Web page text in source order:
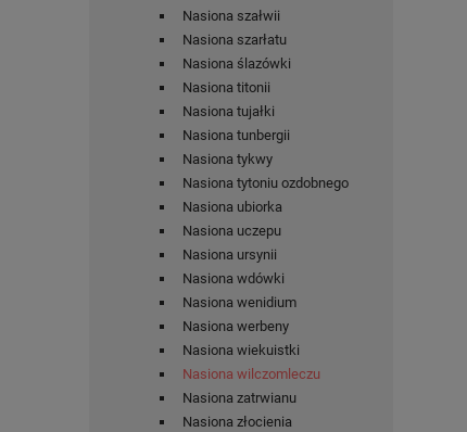
Nasiona szałwii
Nasiona szarłatu
Nasiona ślazówki
Nasiona titonii
Nasiona tujałki
Nasiona tunbergii
Nasiona tykwy
Nasiona tytoniu ozdobnego
Nasiona ubiorka
Nasiona uczepu
Nasiona ursynii
Nasiona wdówki
Nasiona wenidium
Nasiona werbeny
Nasiona wiekuistki
Nasiona wilczomleczu
Nasiona zatrwianu
Nasiona złocienia